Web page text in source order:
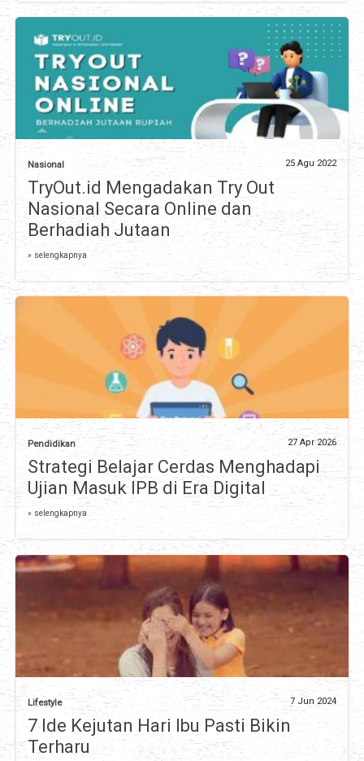
Nasional 25 Agu 2022
TryOut.id Mengadakan Try Out
Nasional Secara Online dan
Berhadiah Jutaan
» selengkapnya
Pendidikan 27 Apr 2026
Strategi Belajar Cerdas Menghadapi
Ujian Masuk IPB di Era Digital
» selengkapnya
Lifestyle 7 Jun 2024
7 Ide Kejutan Hari Ibu Pasti Bikin
Terharu